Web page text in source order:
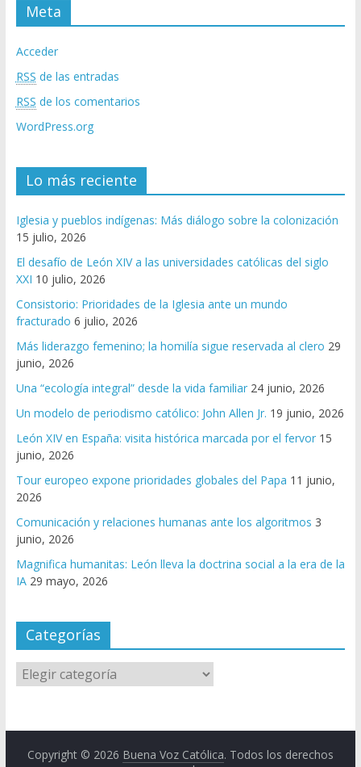
Meta
Acceder
RSS de las entradas
RSS de los comentarios
WordPress.org
Lo más reciente
Iglesia y pueblos indígenas: Más diálogo sobre la colonización
15 julio, 2026
El desafío de León XIV a las universidades católicas del siglo
XXI 10 julio, 2026
Consistorio: Prioridades de la Iglesia ante un mundo
fracturado 6 julio, 2026
Más liderazgo femenino; la homilía sigue reservada al clero 29
junio, 2026
Una “ecología integral” desde la vida familiar 24 junio, 2026
Un modelo de periodismo católico: John Allen Jr. 19 junio, 2026
León XIV en España: visita histórica marcada por el fervor 15
junio, 2026
Tour europeo expone prioridades globales del Papa 11 junio,
2026
Comunicación y relaciones humanas ante los algoritmos 3
junio, 2026
Magnifica humanitas: León lleva la doctrina social a la era de la
IA 29 mayo, 2026
Categorías
Copyright © 2026 Buena Voz Católica. Todos los derechos